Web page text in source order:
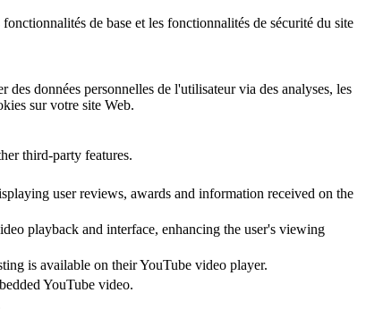
de base et les fonctionnalités de sécurité du site
données personnelles de l'utilisateur via des analyses, les
sur votre site Web.
third-party features.
user reviews, awards and information received on the
playback and interface, enhancing the user's viewing
is available on their YouTube video player.
YouTube video.